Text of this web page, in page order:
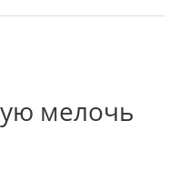
мелочь